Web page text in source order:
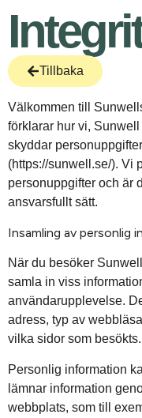
Tillbaka
Välkommen till
förklarar hur vi,
skyddar
(https://sunwell.se/). Vi
personuppgifter och är
ansvarsfullt sätt.
Insamling av personlig
När du besöker
samla in viss
användarupplevelse.
adress, typ av
vilka sidor som besökts.
Personlig information
lämnar information
webbplats, som till